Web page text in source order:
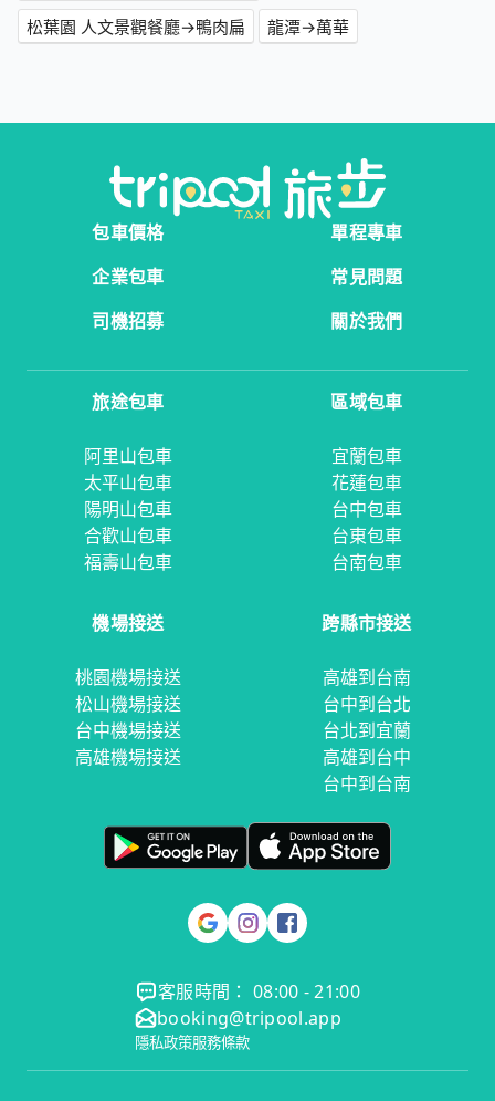
松葉園 人文景觀餐廳→鴨肉扁
龍潭→萬華
包車價格
單程專車
企業包車
常見問題
司機招募
關於我們
旅途包車
阿里山包車
太平山包車
陽明山包車
合歡山包車
福壽山包車
區域包車
宜蘭包車
花蓮包車
台中包車
台東包車
台南包車
機場接送
桃園機場接送
松山機場接送
台中機場接送
高雄機場接送
跨縣市接送
高雄到台南
台中到台北
台北到宜蘭
高雄到台中
台中到台南
客服時間： 08:00 - 21:00
booking@tripool.app
隱私政策服務條款